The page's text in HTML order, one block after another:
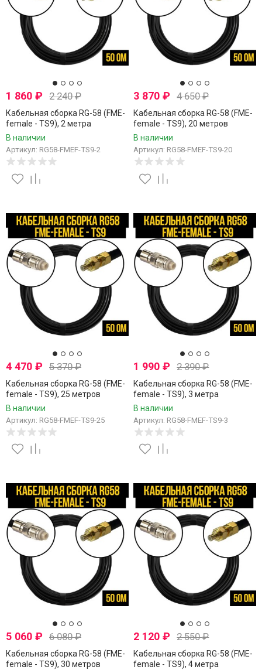
1 860 ₽ 2 240₽
Кабельная сборка RG-58 (FME-
female - TS9), 2 метра
В наличии
Артикул: RG58-FMEF-TS9-2
3 870₽ 4 650₽
Кабельная сборка RG-58 (FME-
female - TS9), 20 метров
В наличии
Артикул: RG58-FMEF-TS9-20
4 470 ₽ 5 370₽
Кабельная сборка RG-58 (FME-
female - TS9), 25 метров
В наличии
Артикул: RG58-FMEF-TS9-25
1 990₽ 2 390₽
Кабельная сборка RG-58 (FME-
female - TS9), 3 метра
В наличии
Артикул: RG58-FMEF-TS9-3
5 060 ₽ 6 080₽
Кабельная сборка RG-58 (FME-
female - TS9), 30 метров
2 120₽ 2 550₽
Кабельная сборка RG-58 (FME-
female - TS9), 4 метра